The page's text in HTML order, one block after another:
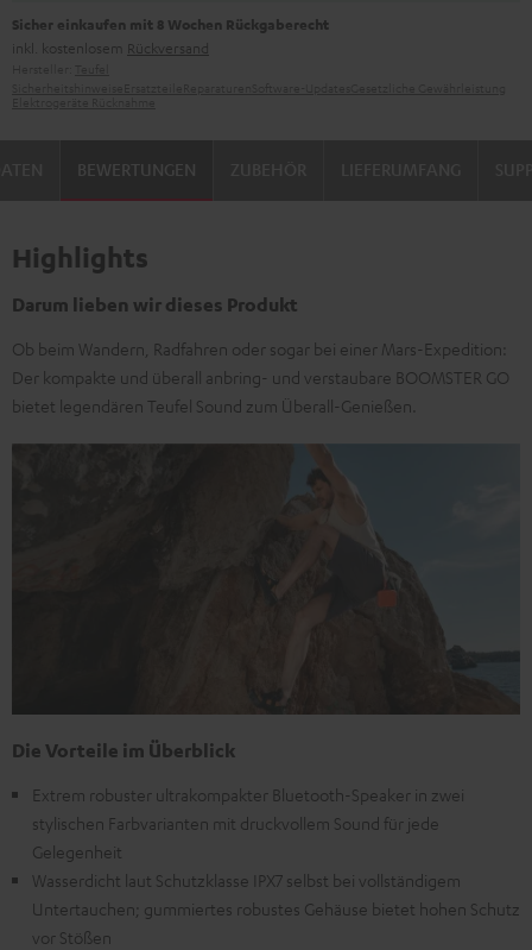
Sicher einkaufen mit 8 Wochen Rückgaberecht
inkl. kostenlosem Rückversand
BEWERTUNGEN
Highlights
Darum lieben wir dieses Produkt
Ob beim Wandern, Radfahren oder sogar bei einer Mars-Expedition:
Der kompakte und überall anbring- und verstaubare BOOMSTER GO
bietet legendären Teufel Sound zum Überall-Genießen.
Die Vorteile im Überblick
Extrem robuster ultrakompakter Bluetooth-Speaker in zwei
stylischen Farbvarianten mit druckvollem Sound für jede
Gelegenheit
Wasserdicht laut Schutzklasse IPX7 selbst bei vollständigem
Untertauchen; gummiertes robustes Gehäuse bietet hohen Schutz
vor Stößen